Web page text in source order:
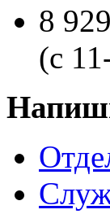
8
(с